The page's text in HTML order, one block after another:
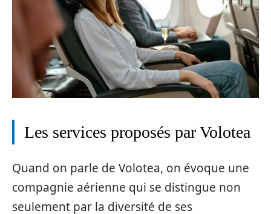
Les services proposés par Volotea
Quand on parle de Volotea, on évoque une
compagnie aérienne qui se distingue non
seulement par la diversité de ses